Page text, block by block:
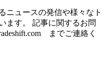
ニュースの発信や様々なト
ます。 記事に関するお問
までご連絡く